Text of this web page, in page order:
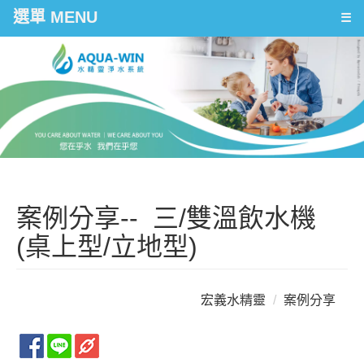
選單 MENU ☰
案例分享-- 三/雙溫飲水機
(桌上型/立地型)
宏義水精靈 案例分享